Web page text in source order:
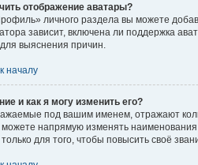
отображение аватары?
личного раздела вы можете
зависит, включена ли поддержка
выяснения причин.
началу
и как я могу изменить его?
под вашим именем, отражают
напрямую изменять
для того, чтобы повысить своё